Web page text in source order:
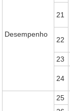
Desempenho
21
22
23
24
25